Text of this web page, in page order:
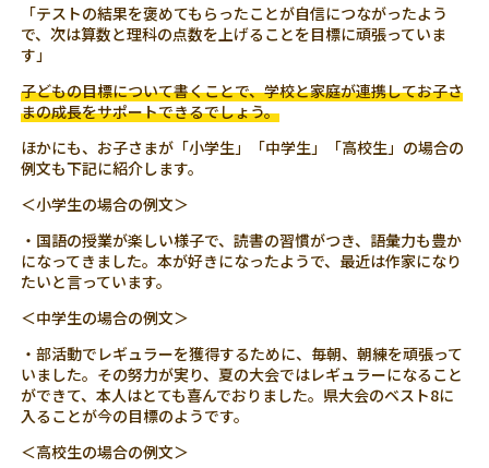
「テストの結果を褒めてもらったことが自信につながったよう
で、次は算数と理科の点数を上げることを目標に頑張っていま
す」
子どもの目標について書くことで、学校と家庭が連携してお子さ
まの成長をサポートできるでしょう。
ほかにも、お子さまが「小学生」「中学生」「高校生」の場合の
例文も下記に紹介します。
＜小学生の場合の例文＞
・国語の授業が楽しい様子で、読書の習慣がつき、語彙力も豊か
になってきました。本が好きになったようで、最近は作家になり
たいと言っています。
＜中学生の場合の例文＞
・部活動でレギュラーを獲得するために、毎朝、朝練を頑張って
いました。その努力が実り、夏の大会ではレギュラーになること
ができて、本人はとても喜んでおりました。県大会のベスト8に
入ることが今の目標のようです。
＜高校生の場合の例文＞